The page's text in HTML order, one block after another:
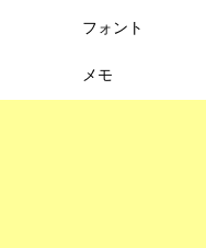
フォント
メモ